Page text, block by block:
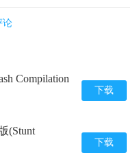
论
Compilation
改版
下载
(Stunt
下载